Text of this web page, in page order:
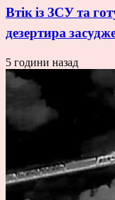
Втік із ЗСУ та
дезертира
5 години назад